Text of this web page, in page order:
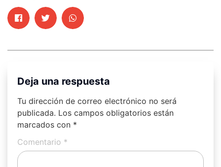
Deja una respuesta
Tu dirección de correo electrónico no será
publicada. Los campos obligatorios están
marcados con *
Comentario *